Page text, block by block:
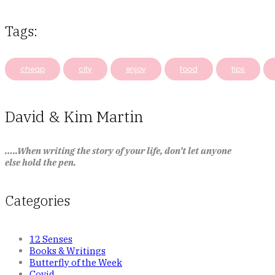
Tags:
cheap city enjoy food tips
David & Kim Martin
…..When writing the story of your life, don’t let anyone
else hold the pen.
Categories
12 Senses
Books & Writings
Butterfly of the Week